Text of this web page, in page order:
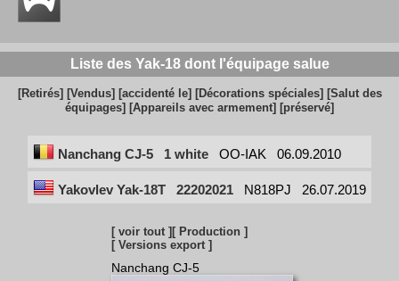
Liste des Yak-18 dont l'équipage salue
[Retirés] [Vendus] [accidenté le] [Décorations spéciales] [Salut des
équipages] [Appareils avec armement] [préservé]
Nanchang CJ-5 1 white OO-IAK 06.09.2010
Yakovlev Yak-18T 22202021 N818PJ 26.07.2019
[ voir tout ] [ Production ]
[ Versions export ]
Nanchang CJ-5